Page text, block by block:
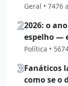
Geral • 7476
22026: o
espelho —
Política •
3Fanáticos
como se o